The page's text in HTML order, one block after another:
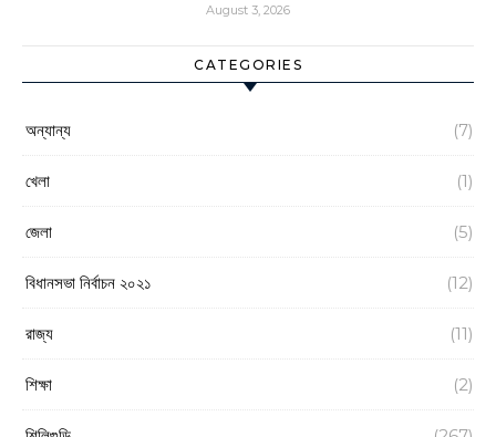
August 3, 2026
CATEGORIES
অন্যান্য (7)
খেলা (1)
জেলা (5)
বিধানসভা নির্বাচন ২০২১ (12)
রাজ্য (11)
শিক্ষা (2)